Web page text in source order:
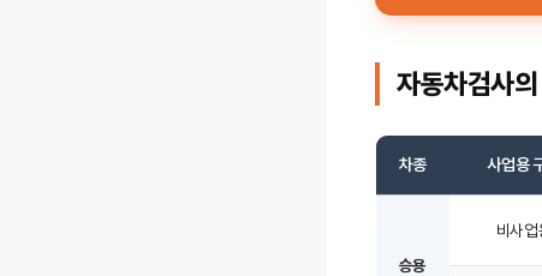
자동차검사
차종 사업용
승용
비사업